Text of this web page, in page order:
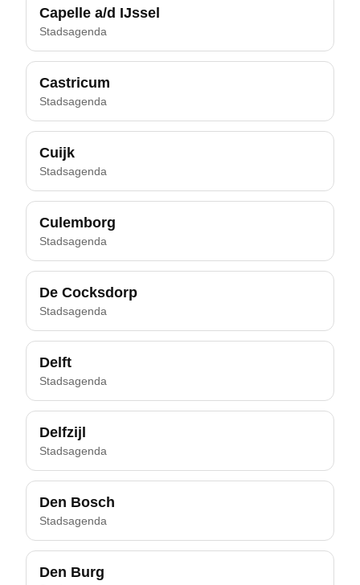
Capelle a/d IJssel
Stadsagenda
Castricum
Stadsagenda
Cuijk
Stadsagenda
Culemborg
Stadsagenda
De Cocksdorp
Stadsagenda
Delft
Stadsagenda
Delfzijl
Stadsagenda
Den Bosch
Stadsagenda
Den Burg